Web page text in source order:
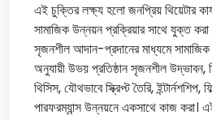
এই চুক্তির লক্ষ্য হলো জনপ্রিয় থিয়েটার
সামাজিক উন্নয়ন প্রক্রিয়ার সাথে যুক্ত
সৃজনশীল আদান-প্রদানের মাধ্যমে সামাজিক
অনুযায়ী উভয় প্রতিষ্ঠান সৃজনশীল উদ্ভাবন,
থিসিস, যৌথভাবে স্ক্রিপ্ট তৈরি, ইন্টার্নশশিপ,
পারফরম্যান্স উন্নয়নে একসাথে কাজ করা।